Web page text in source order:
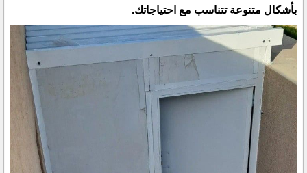
بأشكال متنوعة تتناسب مع احتياجاتك.